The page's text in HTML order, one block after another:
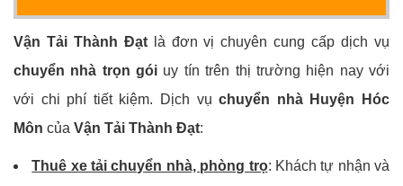
Vận Tải Thành Đạtlà đơn vị chuyên cung cấp dịch vụ
chuyển nhà trọn gói uy tín trên thị trường hiện nay với
với chi phí tiết kiệm. Dịch vụchuyển nhà Huyện Hóc
Môn của Vận Tải Thành Đạt:
Thuê xe tải chuyển nhà, phòng trọ: Khách tự nhận và